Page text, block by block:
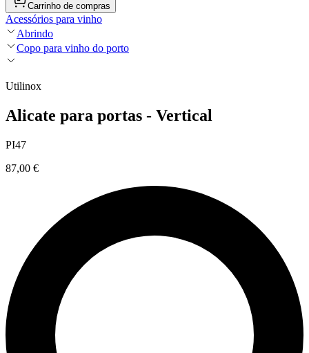
Carrinho de compras
Acessórios para vinho
Abrindo
Copo para vinho do porto
Utilinox
Alicate para portas - Vertical
PI47
87,00 €